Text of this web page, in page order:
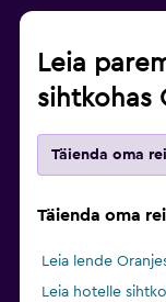
Leia
sihtkohas
Täienda oma
Täienda oma
Leia lende
Leia hotelle